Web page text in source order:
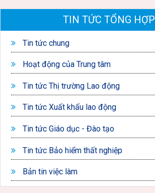
TIN TỨC TỔNG HỢP
Tin tức chung
Hoạt động của Trung tâm
Tin tức Thị trường Lao động
Tin tức Xuất khẩu lao động
Tin tức Giáo dục - Đào tạo
Tin tức Bảo hiểm thất nghiệp
Bản tin việc làm